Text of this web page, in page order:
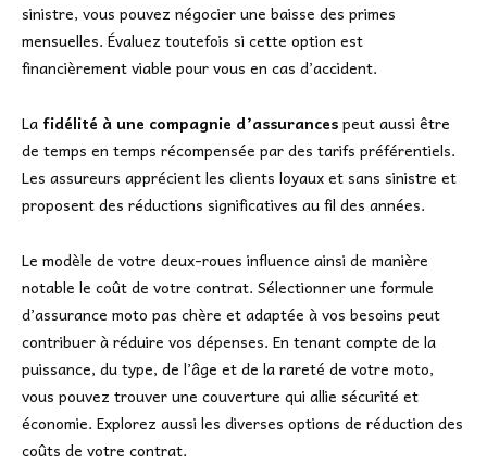
sinistre, vous pouvez négocier une baisse des primes
mensuelles. Évaluez toutefois si cette option est
financièrement viable pour vous en cas d’accident.
La fidélité à une compagnie d’assurancespeut aussi être
de temps en temps récompensée par des tarifs préférentiels.
Les assureurs apprécient les clients loyaux et sans sinistre et
proposent des réductions significatives au fil des années.
Le modèle de votre deux-roues influence ainsi de manière
notable le coût de votre contrat. Sélectionner une formule
d’assurance moto pas chère et adaptée à vos besoins peut
contribuer à réduire vos dépenses. En tenant compte de la
puissance, du type, de l’âge et de la rareté de votre moto,
vous pouvez trouver une couverture qui allie sécurité et
économie. Explorez aussi les diverses options de réduction des
coûts de votre contrat.